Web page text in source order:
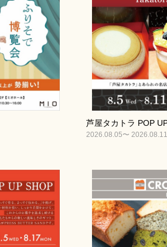
芦屋タカトラ POP
2026.08.05〜 2026.08.11